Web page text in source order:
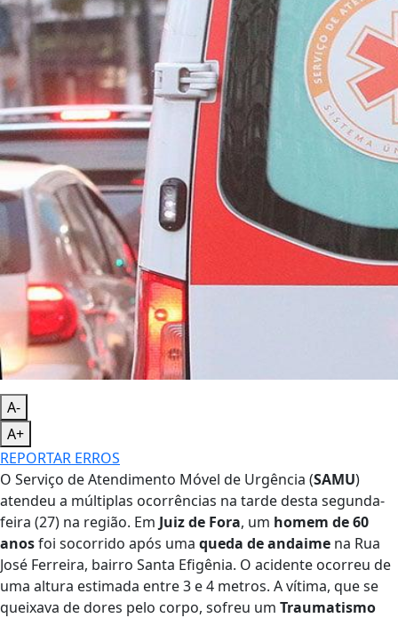
A-
A+
REPORTAR ERROS
O Serviço de Atendimento Móvel de Urgência (SAMU)
atendeu a múltiplas ocorrências na tarde desta segunda-
feira (27) na região. Em Juiz de Fora, um homem de 60
anosfoi socorrido após uma queda de andaime na Rua
José Ferreira, bairro Santa Efigênia. O acidente ocorreu de
uma altura estimada entre 3 e 4 metros. A vítima, que se
queixava de dores pelo corpo, sofreu um Traumatismo